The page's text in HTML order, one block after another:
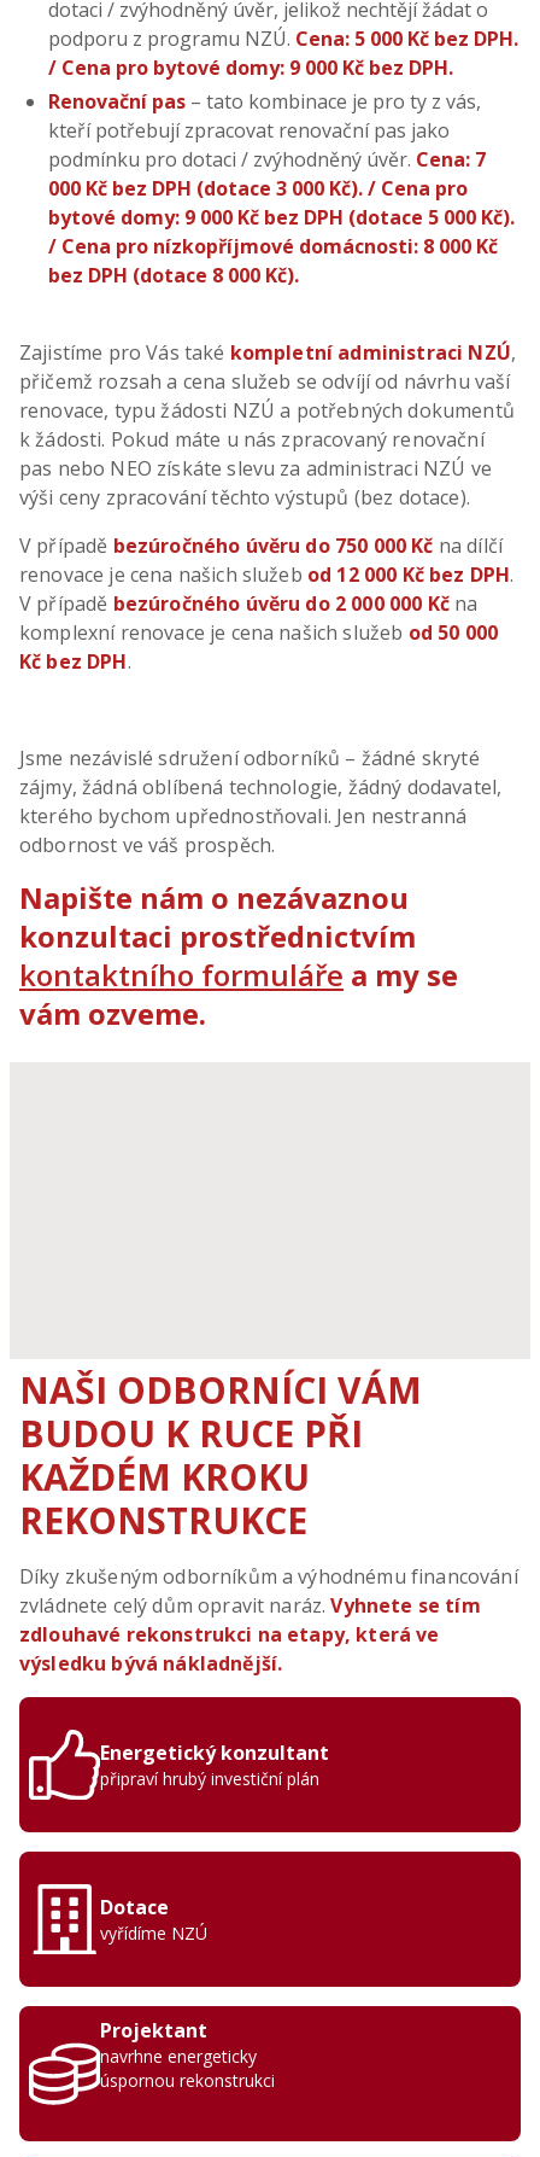
dotaci / zvýhodněný úvěr, jelikož nechtějí žádat o
podporu z programu NZÚ. Cena: 5 000 Kč bez DPH.
/ Cena pro bytové domy: 9 000 Kč bez DPH.
Renovační pas – tato kombinace je pro ty z vás,
kteří potřebují zpracovat renovační pas jako
podmínku pro dotaci / zvýhodněný úvěr. Cena: 7
000 Kč bez DPH (dotace 3 000 Kč). / Cena pro
bytové domy: 9 000 Kč bez DPH (dotace 5 000 Kč).
/ Cena pro nízkopříjmové domácnosti: 8 000 Kč
bez DPH (dotace 8 000 Kč).
Zajistíme pro Vás také kompletní administraci NZÚ,
přičemž rozsah a cena služeb se odvíjí od návrhu vaší
renovace, typu žádosti NZÚ a potřebných dokumentů
k žádosti. Pokud máte u nás zpracovaný renovační
pas nebo NEO získáte slevu za administraci NZÚ ve
výši ceny zpracování těchto výstupů (bez dotace).
V případě bezúročného úvěru do 750 000 Kč na dílčí
renovace je cena našich služeb od 12 000 Kč bez DPH.
V případě bezúročného úvěru do 2 000 000 Kčna
komplexní renovace je cena našich služeb od 50 000
Kč bez DPH.
Jsme nezávislé sdružení odborníků – žádné skryté
zájmy, žádná oblíbená technologie, žádný dodavatel,
kterého bychom upřednostňovali. Jen nestranná
odbornost ve váš prospěch.
Napište nám o nezávaznou
konzultaci prostřednictvím
kontaktního formuláře a my se
vám ozveme.
NAŠI ODBORNÍCI VÁM
BUDOU K RUCE PŘI
KAŽDÉM KROKU
REKONSTRUKCE
Díky zkušeným odborníkům a výhodnému financování
zvládnete celý dům opravit naráz.Vyhnete se tím
zdlouhavé rekonstrukci na etapy, která ve
výsledku bývá nákladnější.
Energetický konzultant
připraví hrubý investiční plán
Dotace
vyřídíme NZÚ
Projektant
navrhne energeticky
úspornou rekonstrukci